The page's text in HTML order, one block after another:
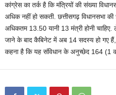
कांग्रेस का तर्क है कि मंत्रियों की संख्या
अधिक नहीं हो सकती. छत्तीसगढ़ विधानसभा
अधिकतम 13.50 यानी 13 मंत्री होनी
जाने के बाद कैबिनेट में अब 14 सदस्य हो गए
कहना है कि यह संविधान के अनुच्छेद 164 (1